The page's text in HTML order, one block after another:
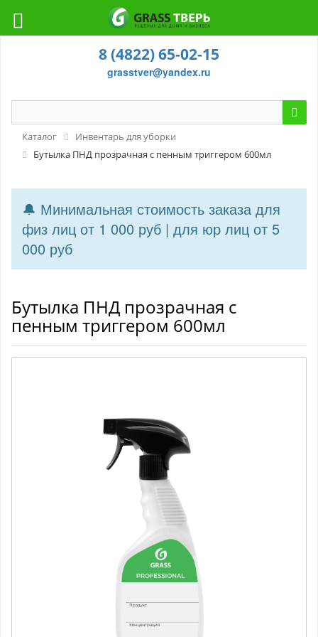
8 (4822) 65-02-15
grasstver@yandex.ru
Каталог
Инвентарь для уборки
Бутылка ПНД прозрачная с пенным триггером 600мл
🔔 Минимальная стоимость заказа для
физ лиц от 1 000 руб | для юр лиц от 5
000 руб
Бутылка ПНД прозрачная с
пенным триггером 600мл